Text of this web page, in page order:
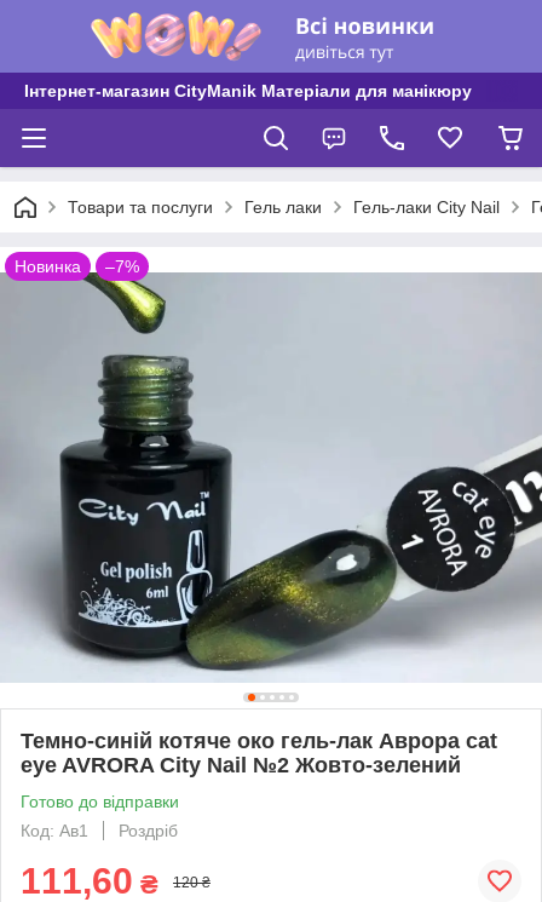
Інтернет-магазин CityManik Матеріали для манікюру
Товари та послуги Гель лаки Гель-лаки City Nail
Новинка –7%
Темно-синій котяче око гель-лак Аврора cat
eye AVRORA City Nail №2 Жовто-зелений
Готово до відправки
Код: Ав1
Роздріб
111,60 ₴ 120 ₴